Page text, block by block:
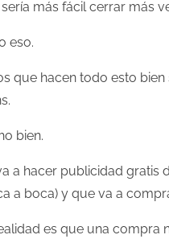
más fácil cerrar más
eso.
que hacen todo esto
bien.
a hacer publicidad gratis
a boca) y que va a
es que una compra